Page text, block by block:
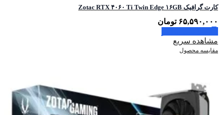
کارت گرافیک Zotac RTX ۴۰۶۰ Ti Twin Edge ۱۶GB
۶۵,۵۹۰,۰۰۰ تومان
مشاهده سریع
مقایسه محصول